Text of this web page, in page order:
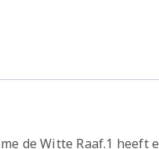
de Witte Raaf.1 heeft